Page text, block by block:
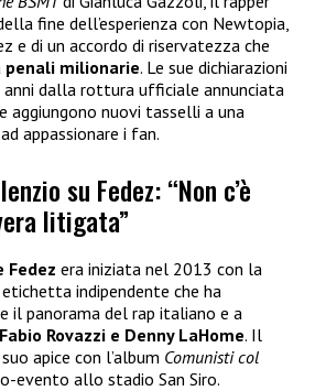
fine dell’esperienza con Newtopia,
e di un accordo di riservatezza che
penali milionarie. Le sue dichiarazioni
anni dalla rottura ufficiale annunciata
aggiungono nuovi tasselli a una
appassionare i fan.
su Fedez: “Non c’è
litigata”
Fedez era iniziata nel 2013 con la
, etichetta indipendente che ha
il panorama del rap italiano e a
Fabio Rovazzi e Denny LaHome. Il
apice con l’album Comunisti col
evento allo stadio San Siro.